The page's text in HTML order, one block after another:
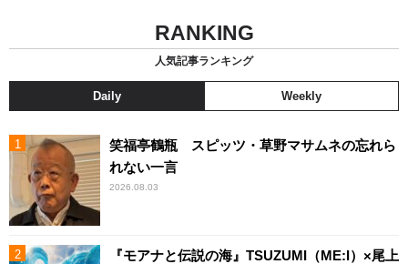
RANKING
人気記事ランキング
Daily Weekly
笑福亭鶴瓶 スピッツ・草野マサムネの忘れら
れない一言
2026.08.03
『モアナと伝説の海』TSUZUMI（ME:I）×尾上